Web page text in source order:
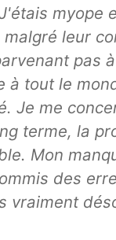
myope
leur
pas
à tout le
Je me
terme, la
Mon
des
vraiment